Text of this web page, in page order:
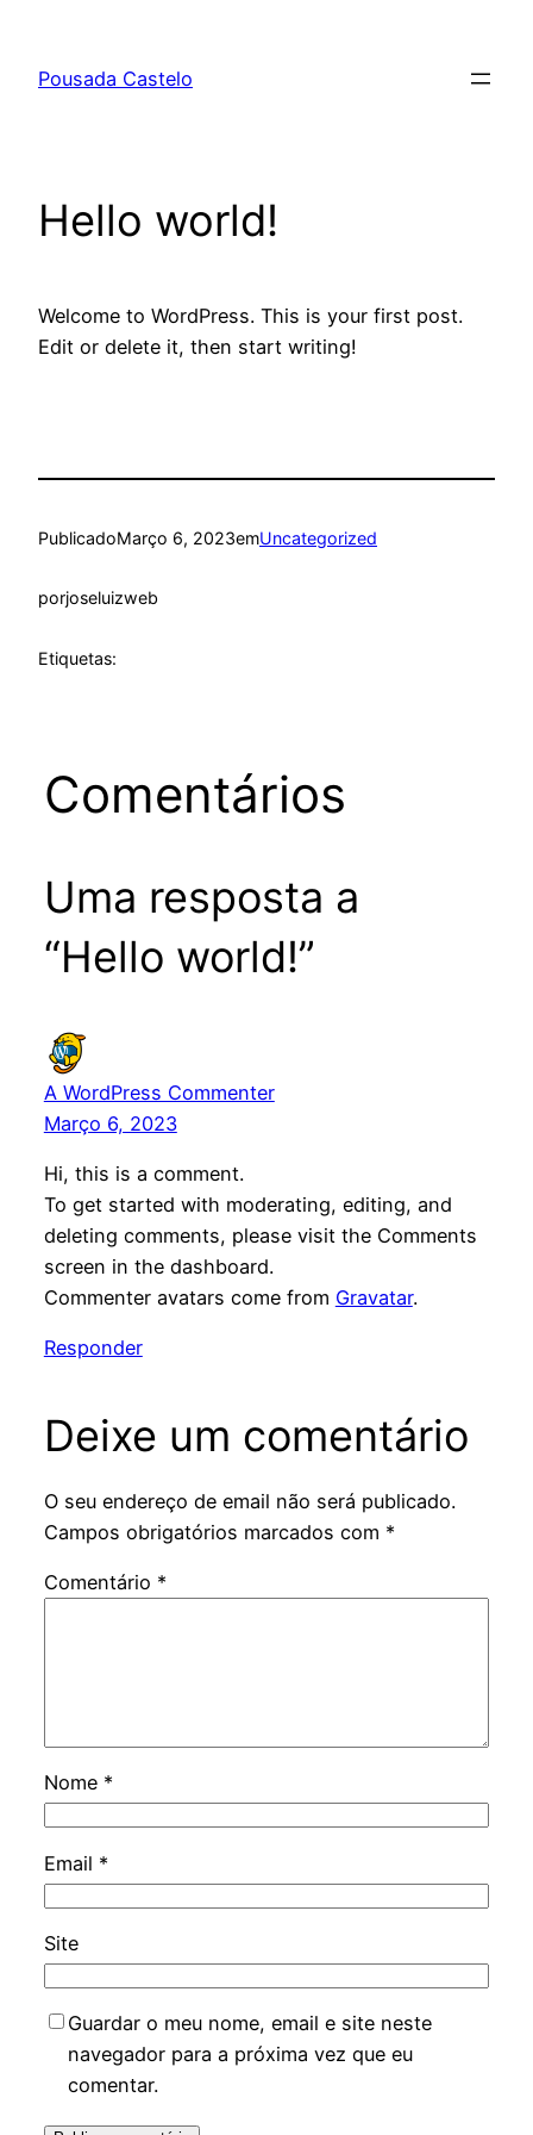
Pousada Castelo
Hello world!
Welcome to WordPress. This is your first post.
Edit or delete it, then start writing!
PublicadoMarço 6, 2023emUncategorized
porjoseluizweb
Etiquetas:
Comentários
Uma resposta a
“Hello world!”
A WordPress Commenter
Março 6, 2023
Hi, this is a comment.
To get started with moderating, editing, and
deleting comments, please visit the Comments
screen in the dashboard.
Commenter avatars come from Gravatar.
Responder
Deixe um comentário
O seu endereço de email não será publicado.
Campos obrigatórios marcados com *
Comentário *
Nome *
Email *
Site
Guardar o meu nome, email e site neste
navegador para a próxima vez que eu
comentar.